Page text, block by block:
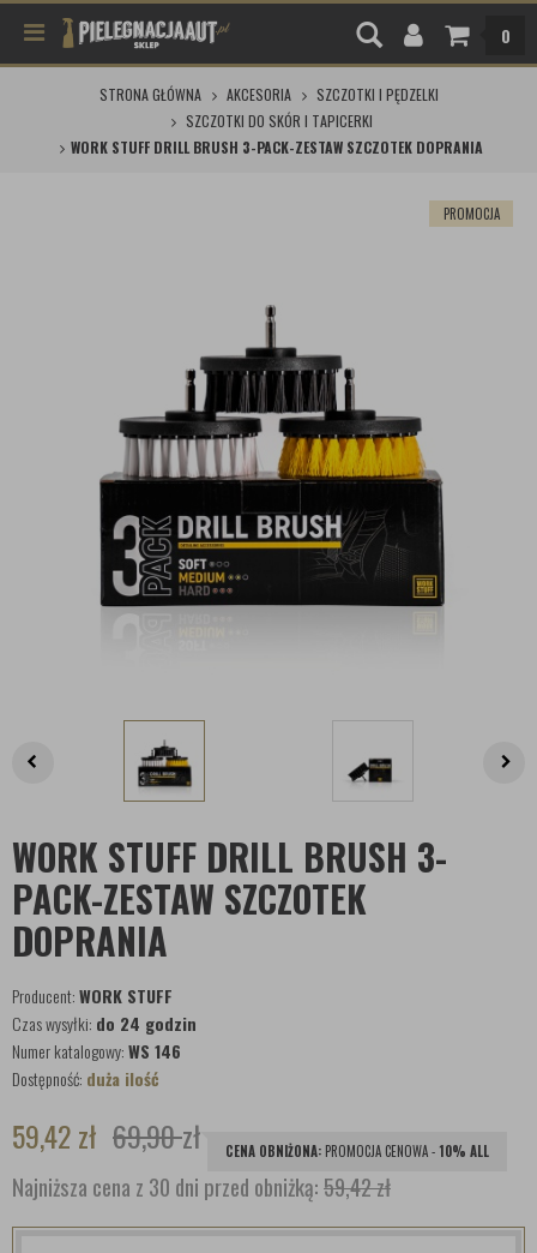
0
STRONA GŁÓWNA AKCESORIA
SZCZOTKI I PĘDZELKI
SZCZOTKI DO SKÓR I TAPICERKI
WORK STUFF DRILL BRUSH 3-PACK-ZESTAW SZCZOTEK DOPRANIA
PROMOCJA
WORK STUFF DRILL BRUSH 3-
PACK-ZESTAW SZCZOTEK
DOPRANIA
Producent:WORK STUFF
Czas wysyłki: do 24 godzin
Numer katalogowy:WS 146
Dostępność: duża ilość
59,42zł 69,90zł CENA OBNIŻONA: PROMOCJA CENOWA -10% ALL
Najniższa cena z 30 dni przed obniżką:59,42 zł